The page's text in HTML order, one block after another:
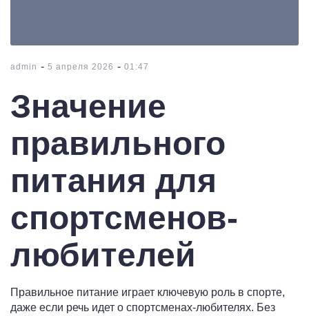
admin - 5 апреля 2026 - 01:47
Значение
правильного
питания для
спортсменов-
любителей
Правильное питание играет ключевую роль в спорте,
даже если речь идет о спортсменах-любителях. Без